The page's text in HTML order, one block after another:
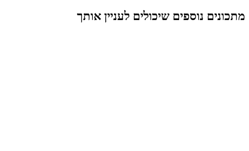
מתכונים נוספים שיכולים לעניין אותך